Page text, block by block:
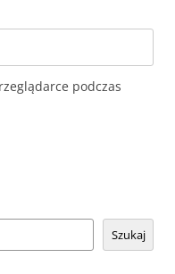
podczas
Szukaj